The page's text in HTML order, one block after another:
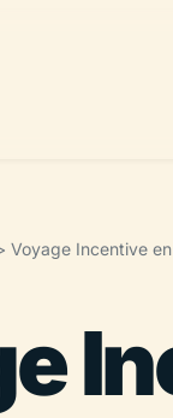
Voyage Incentive